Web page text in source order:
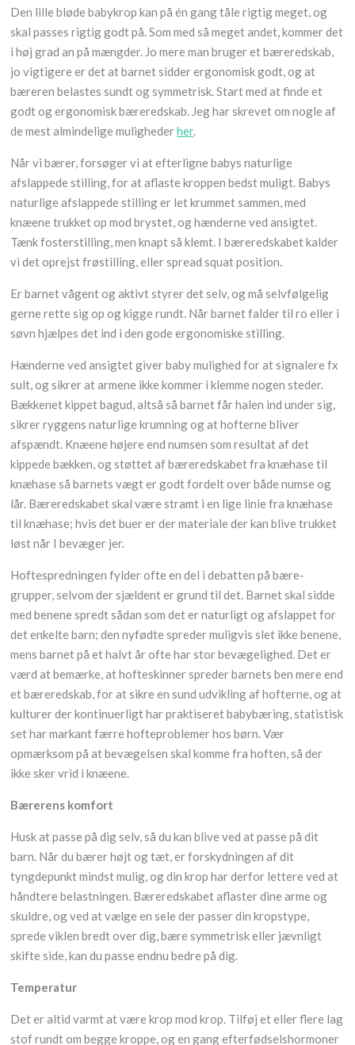
Den lille bløde babykrop kan på én gang tåle rigtig meget, og
skal passes rigtig godt på. Som med så meget andet, kommer det
i høj grad an på mængder. Jo mere man bruger et bæreredskab,
jo vigtigere er det at barnet sidder ergonomisk godt, og at
bæreren belastes sundt og symmetrisk. Start med at finde et
godt og ergonomisk bæreredskab. Jeg har skrevet om nogle af
de mest almindelige mulighederher.
Når vi bærer, forsøger vi at efterligne babys naturlige
afslappede stilling, for at aflaste kroppen bedst muligt. Babys
naturlige afslappede stilling er let krummet sammen, med
knæene trukket op mod brystet, og hænderne ved ansigtet.
Tænk fosterstilling, men knapt så klemt. I bæreredskabet kalder
vi det oprejst frøstilling, eller spread squat position.
Er barnet vågent og aktivt styrer det selv, og må selvfølgelig
gerne rette sig op og kigge rundt. Når barnet falder til ro eller i
søvn hjælpes det ind i den gode ergonomiske stilling.
Hænderne ved ansigtet giver baby mulighed for at signalere fx
sult, og sikrer at armene ikke kommer i klemme nogen steder.
Bækkenet kippet bagud, altså så barnet får halen ind under sig,
sikrer ryggens naturlige krumning og at hofterne bliver
afspændt. Knæene højere end numsen som resultat af det
kippede bækken, og støttet af bæreredskabet fra knæhase til
knæhase så barnets vægt er godt fordelt over både numse og
lår. Bæreredskabet skal være stramt i en lige linie fra knæhase
til knæhase; hvis det buer er der materiale der kan blive trukket
løst når I bevæger jer.
Hoftespredningen fylder ofte en del i debatten på bære-
grupper, selvom der sjældent er grund til det. Barnet skal sidde
med benene spredt sådan som det er naturligt og afslappet for
det enkelte barn; den nyfødte spreder muligvis slet ikke benene,
mens barnet på et halvt år ofte har stor bevægelighed. Det er
værd at bemærke, at hofteskinner spreder barnets ben mere end
et bæreredskab, for at sikre en sund udvikling af hofterne, og at
kulturer der kontinuerligt har praktiseret babybæring, statistisk
set har markant færre hofteproblemer hos børn. Vær
opmærksom på at bevægelsen skal komme fra hoften, så der
ikke sker vrid i knæene.
Bærerens komfort
Husk at passe på dig selv, så du kan blive ved at passe på dit
barn. Når du bærer højt og tæt, er forskydningen af dit
tyngdepunkt mindst mulig, og din krop har derfor lettere ved at
håndtere belastningen. Bæreredskabet aflaster dine arme og
skuldre, og ved at vælge en sele der passer din kropstype,
sprede viklen bredt over dig, bære symmetrisk eller jævnligt
skifte side, kan du passe endnu bedre på dig.
Temperatur
Det er altid varmt at være krop mod krop. Tilføj et eller flere lag
stof rundt om begge kroppe, og en gang efterfødselshormoner